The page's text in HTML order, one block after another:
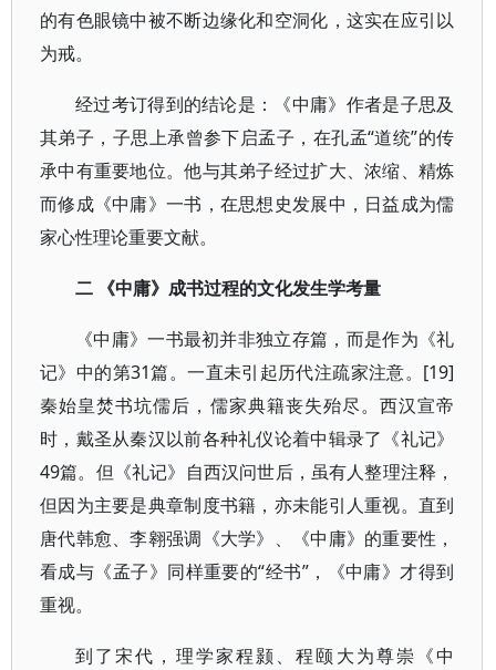
的有色眼镜中被不断边缘化和空洞化，这实在应引以
为戒。
经过考订得到的结论是：《中庸》作者是子思及
其弟子，子思上承曾参下启孟子，在孔孟“道统”的传
承中有重要地位。他与其弟子经过扩大、浓缩、精炼
而修成《中庸》一书，在思想史发展中，日益成为儒
家心性理论重要文献。
二 《中庸》成书过程的文化发生学考量
《中庸》一书最初并非独立存篇，而是作为《礼
记》中的第31篇。一直未引起历代注疏家注意。[19]
秦始皇焚书坑儒后，儒家典籍丧失殆尽。西汉宣帝
时，戴圣从秦汉以前各种礼仪论着中辑录了《礼记》
49篇。但《礼记》自西汉问世后，虽有人整理注释，
但因为主要是典章制度书籍，亦未能引人重视。直到
唐代韩愈、李翱强调《大学》、《中庸》的重要性，
看成与《孟子》同样重要的“经书”，《中庸》才得到
重视。
到了宋代，理学家程颢、程颐大为尊崇《中